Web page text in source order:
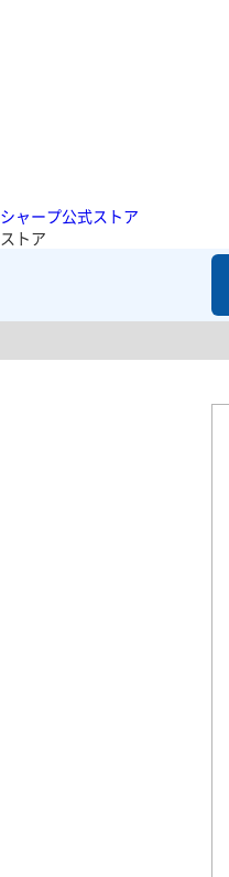
シャープ公式ストア
ストア